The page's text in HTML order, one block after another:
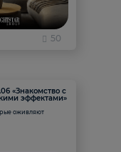
50
«Знакомство с
эффектами»
оживляют